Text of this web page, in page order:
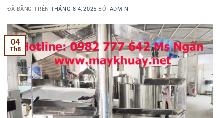
ĐÃ ĐĂNG TRÊNTHÁNG 8 4, 2025 BỞI ADMIN
04
Th8